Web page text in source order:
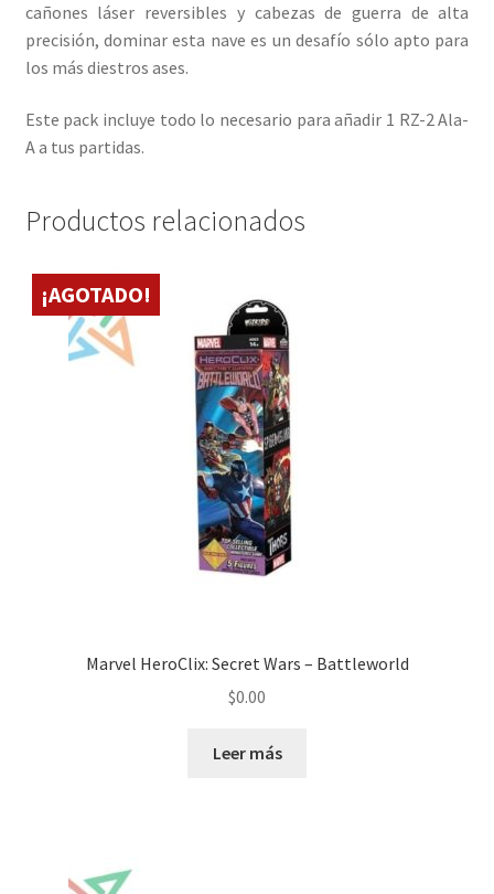
cañones láser reversibles y cabezas de guerra de alta
precisión, dominar esta nave es un desafío sólo apto para
los más diestros ases.
Este pack incluye todo lo necesario para añadir 1 RZ-2 Ala-
A a tus partidas.
Productos relacionados
¡AGOTADO!
Marvel HeroClix: Secret Wars – Battleworld
$0.00
Leer más